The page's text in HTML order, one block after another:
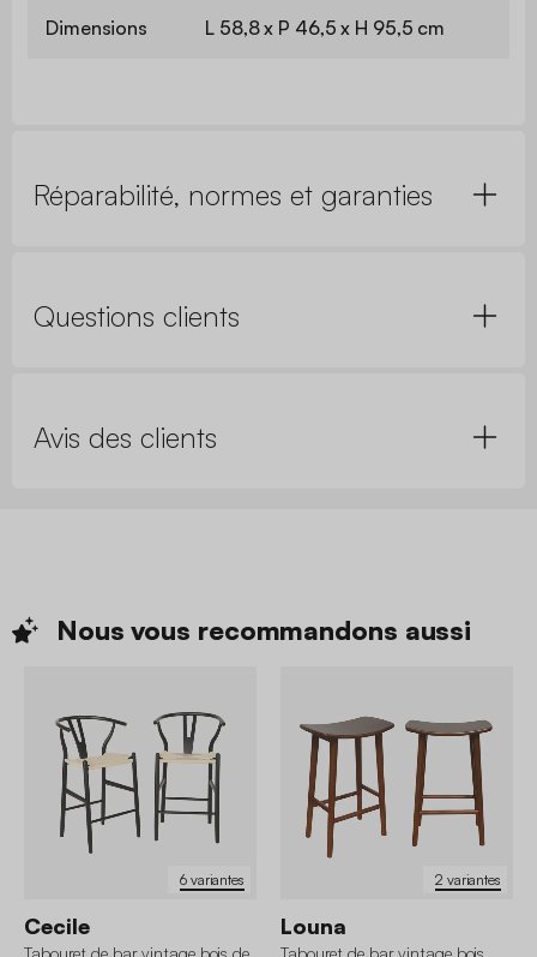
Dimensions L 58,8 x P 46,5 x H 95,5 cm
Réparabilité, normes et garanties
Questions clients
Avis des clients
Nous vous recommandons aussi
6 variantes
Cecile
2 variantes
Louna